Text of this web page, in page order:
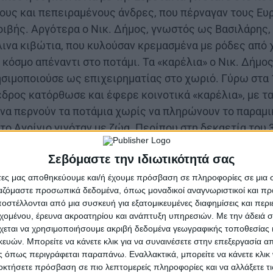
Σεβόμαστε την ιδιωτικότητά σας
μας αποθηκεύουμε και/ή έχουμε πρόσβαση σε πληροφορίες σε
προσωπικά δεδομένα, όπως μοναδικοί αναγνωριστικοί και
από μια συσκευή για εξατομικευμένες διαφημίσεις και
έρευνα ακροατηρίου και ανάπτυξη υπηρεσιών. Με την άδειά
να χρησιμοποιήσουμε ακριβή δεδομένα γεωγραφικής τοποθεσίας
Μπορείτε να κάνετε κλικ για να συναινέσετε στην επεξεργασία
περιγράφεται παραπάνω. Εναλλακτικά, μπορείτε να κάνετε κλικ
πρόσβαση σε πιο λεπτομερείς πληροφορίες και να αλλάξετε
και πεπειραμένους άνδρες, που πέρναγαν τους
Αργότερα ο Νικ. Δήμος, γνωστός ως
κιβώτια, που κυλούσαν κρεμασμένα με ρόδες από
απέναντι στο ποτάμι. Τα «καρέλια» ο Νικ.
ως επιχειρηματίας στο χωριό. Γύρω
κατόρθωσε και έφερε κοινοτικά «καρέλια», με
περνούν τα ποτάμια χωρίς να πληρώνουν το
Αγρίνιο γινόταν με ζώα. Περίπου στη δεκαετία του
σιγά-σιγά στον Άγιο Βλάσιο, στη Χούνη
Σίδηρα. Στο χωριό ο Κων/νος Κοντογιάννης το
«καρνάβαλο», με πρώτο οδηγό τον Αθαν.
λεωφορείου, γινόταν η μεταφορά ανθρώπων και
αυτό ένα άλλο αυτοκίνητο με τις ίδιες
των Βασίλη Σιούρτο.[1]